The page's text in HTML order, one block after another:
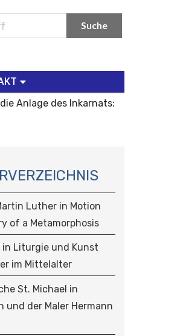
Anlage des Inkarnats:
Luther in Motion
of a Metamorphosis
in Liturgie und Kunst
im Mittelalter
St. Michael in
und der Maler Hermann